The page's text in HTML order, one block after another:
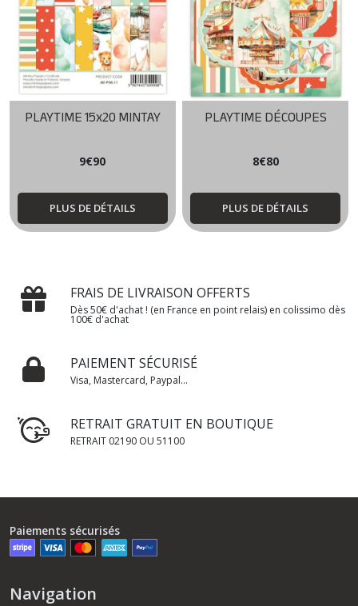
PLAYTIME 15x20 MINTAY
9€90
PLUS DE DÉTAILS
PLAYTIME DÉCOUPES
8€80
PLUS DE DÉTAILS
FRAIS DE LIVRAISON OFFERTS
Dès 50€ d'achat ! (en France en point relais) en colissimo dès
100€ d'achat
PAIEMENT SÉCURISÉ
Visa, Mastercard, Paypal...
RETRAIT GRATUIT EN BOUTIQUE
RETRAIT 02190 OU 51100
Paiements sécurisés
Navigation